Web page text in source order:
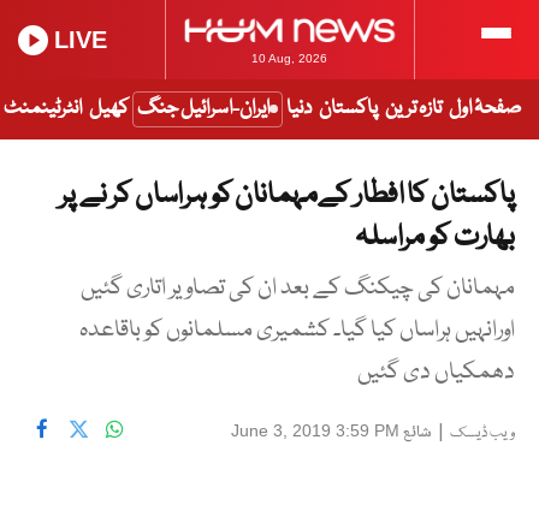
10 Aug, 2026
LIVE
صفحۂ اول تازہ ترین پاکستان دنیا ایران-اسرائیل جنگ کھیل انٹرٹینمنٹ
پاکستان کا افطار کےمہمانان کو ہراساں کر نے پر
بھارت کو مراسلہ
مہمانان کی چیکنگ کے بعد ان کی تصاویر اتاری گئیں
اورانہیں ہراساں کیا گیا۔ کشمیری مسلمانوں کو باقاعدہ
دھمکیاں دی گئیں
ویب ڈیسک | شائع June 3, 2019 3:59 PM